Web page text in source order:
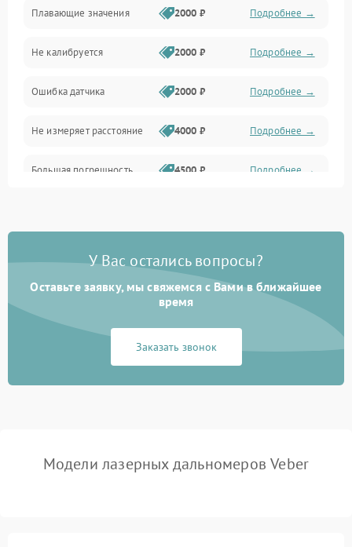
Плавающие значения 2000 ₽ Подробнее →
Не калибруется 2000 ₽ Подробнее →
Ошибка датчика 2000 ₽ Подробнее →
Не измеряет расстояние 4000 ₽ Подробнее →
Большая погрешность 4500 ₽ Подробнее →
Нестабильные результаты 4000 ₽ Подробнее →
У Вас остались вопросы?
Оставьте заявку, мы свяжемся с Вами в ближайшее
время
Заказать звонок
Модели лазерных дальномеров Veber